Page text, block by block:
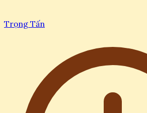
Trọng Tấn